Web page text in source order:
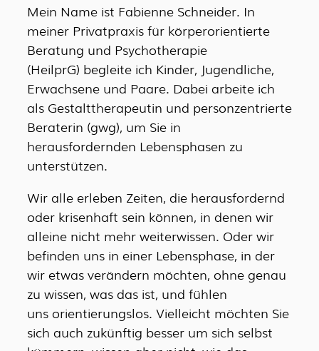
Mein Name ist Fabienne Schneider. In
meiner Privatpraxis für körperorientierte
Beratung und Psychotherapie
(HeilprG) begleite ich Kinder, Jugendliche,
Erwachsene und Paare. Dabei arbeite ich
als Gestalttherapeutin und personzentrierte
Beraterin (gwg), um Sie in
herausfordernden Lebensphasen zu
unterstützen.
Wir alle erleben Zeiten, die herausfordernd
oder krisenhaft sein können, in denen wir
alleine nicht mehr weiterwissen. Oder wir
befinden uns in einer Lebensphase, in der
wir etwas verändern möchten, ohne genau
zu wissen, was das ist, und fühlen
uns orientierungslos. Vielleicht möchten Sie
sich auch zukünftig besser um sich selbst